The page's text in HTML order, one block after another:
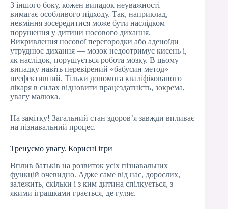
З іншого боку, кожен випадок неуважності –
вимагає особливого підходу. Так, наприклад,
невміння зосередитися може бути наслідком
порушення у дитини носового дихання.
Викривлення носової перегородки або аденоїди
утруднює дихання — мозок недоотримує кисень і,
як наслідок, порушується робота мозку. В цьому
випадку навіть перевірений «бабусин метод» —
неефективний. Тільки допомога кваліфікованого
лікаря в силах відновити працездатність, зокрема,
увагу малюка.
На замітку! Загальний стан здоров’я завжди впливає
на пізнавальний процес.
Тренуємо увагу. Корисні ігри
Вплив батьків на розвиток усіх пізнавальних
функцій очевидно. Адже саме від нас, дорослих,
залежить, скільки і з ким дитина спілкується, з
якими іграшками грається, де гуляє.